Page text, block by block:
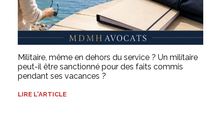
Militaire, même en dehors du service ? Un militaire
peut-il être sanctionné pour des faits commis
pendant ses vacances ?
LIRE L'ARTICLE